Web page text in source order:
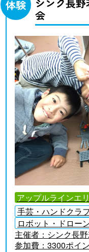
体験
会
アップルラインエ
手芸・ハンドクラ
ロボット・ドロー
主催者： シンク長
参加費：3300ポイ